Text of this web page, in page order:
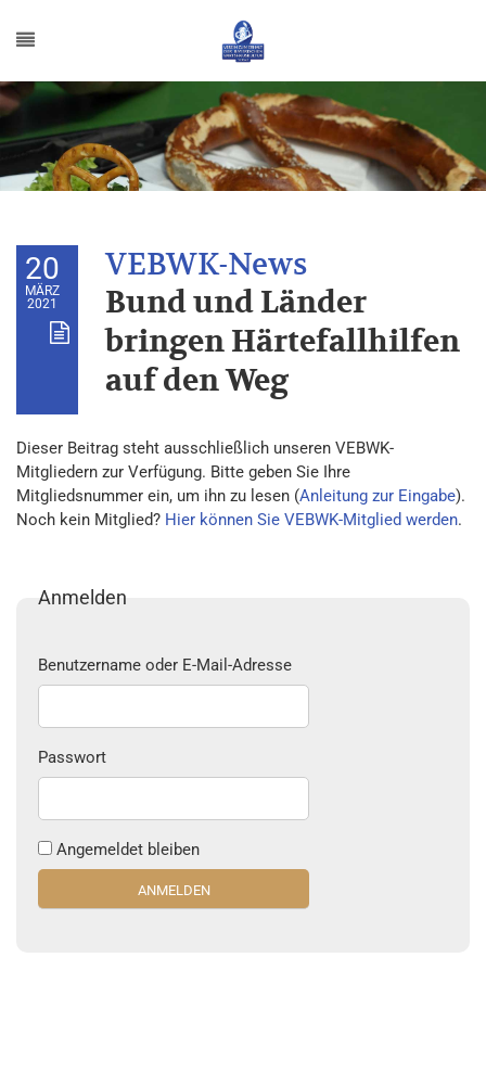
20
MÄRZ
2021
Bund und Länder
bringen Härtefallhilfen
auf den Weg
Dieser Beitrag steht ausschließlich unseren VEBWK-
Mitgliedern zur Verfügung. Bitte geben Sie Ihre
Mitgliedsnummer ein, um ihn zu lesen (Anleitung zur Eingabe).
Noch kein Mitglied? Hier können Sie VEBWK-Mitglied werden.
Anmelden
Benutzername oder E-Mail-Adresse
Passwort
Angemeldet bleiben